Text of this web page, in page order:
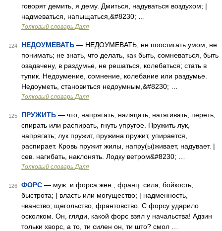
говорят демить, я дему. Дмиться, надуваться воздухом; |
надмеваться, напыщаться,&#8230; …
Толковый словарь Даля
124 НЕДОУМЕВАТЬ — НЕДОУМЕВАТЬ, не поостигать умом, не
понимать; не знать, что делать, как быть, сомневаться, быть
озадачену, в раздумье, не решаться, колебаться; стать в
тупик. Недоумение, сомнение, колебание или раздумье.
Недоуметь, становиться недоумным,&#8230; …
Толковый словарь Даля
125 ПРУЖИТЬ — что, напрягать, наляцать, натягивать, переть,
спирать или распирать, гнуть упругое. Пружить лук,
напрягать; лук пружит, пружина пружит, упирается,
распирает. Кровь пружит жилы, напру(ы)живает, надувает. |
сев. нагибать, наклонять. Лодку ветром&#8230; …
Толковый словарь Даля
126 ФОРС — муж. и форса жен., франц. сила, бойкость,
быстрота; | власть или могущество; | надменность,
чванство; щегольство, франтовство. С форсу ударило
осколком. Он, гляди, какой форс взял у начальства! Адзин
тольки хворс, а то, ти силен он, ти што? смол …